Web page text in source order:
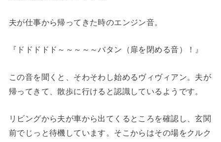
夫が仕事から帰ってきた時のエンジン音。
『ドドドドド～～～～～バタン（扉を閉める音）！』
この音を聞くと、そわそわし始めるヴィヴィアン。夫が
帰ってきて、散歩に行けると認識しているようです。
リビングから夫が車から出てくるところを確認し、玄関
前でじっと待機しています。そこからはその場をクルク